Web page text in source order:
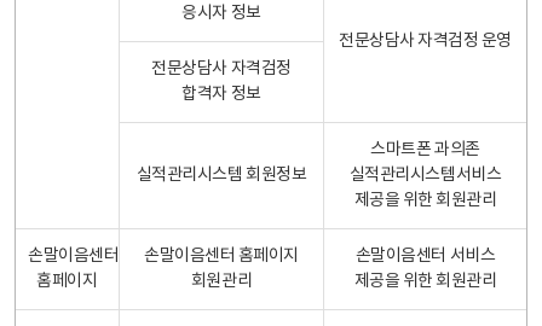
응시자 정보
전문상담사 자격검정 운영
전문상담사 자격검정
합격자 정보
실적관리시스템 회원정보
스마트폰 과의존
실적관리시스템서비스
제공을 위한 회원관리
손말이음센터
홈페이지
손말이음센터 홈페이지
회원관리
손말이음센터 서비스
제공을 위한 회원관리